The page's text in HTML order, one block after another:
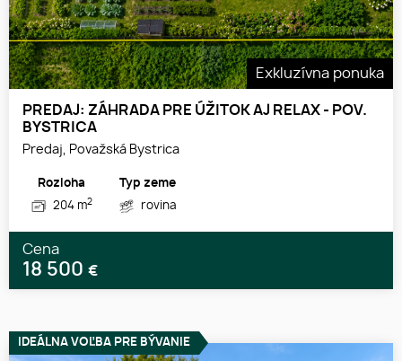
Exkluzívna ponuka
PREDAJ: ZÁHRADA PRE ÚŽITOK AJ RELAX - POV.
BYSTRICA
Predaj, Považská Bystrica
Rozloha
204 m2
Typ zeme
rovina
Cena
18 500 €
IDEÁLNA VOĽBA PRE BÝVANIE